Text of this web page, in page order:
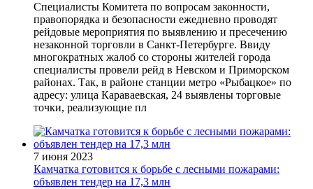
Специалисты Комитета по вопросам законности,
правопорядка и безопасности ежедневно проводят
рейдовые мероприятия по выявлению и пресечению
незаконной торговли в Санкт-Петербурге. Ввиду
многократных жалоб со стороны жителей города
специалисты провели рейд в Невском и Приморском
районах. Так, в районе станции метро «Рыбацкое» по
адресу: улица Караваевская, 24 выявлены торговые
точки, реализующие пл
7 июня 2023
Камчатка готовится к борьбе с лесными пожарами:
объявлен тендер на 17,3 млн